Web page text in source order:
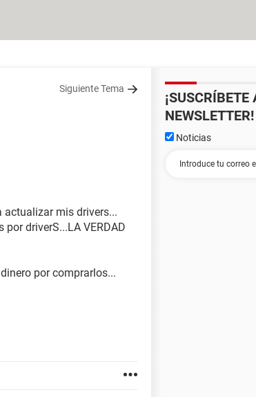
Siguiente Tema
actualizar mis drivers...
driverS...LA VERDAD
por comprarlos...
¡SUSCRÍBETE
NEWSLETTER!
Noticias